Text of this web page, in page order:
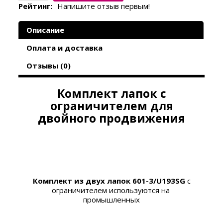
Рейтинг: Напишите отзыв первым!
Описание
Оплата и доставка
Отзывы (0)
Комплект лапок с
ограничителем для
двойного продвижения
Комплект из двух лапок 601-3/U193SG с
ограничителем используются на
промышленных